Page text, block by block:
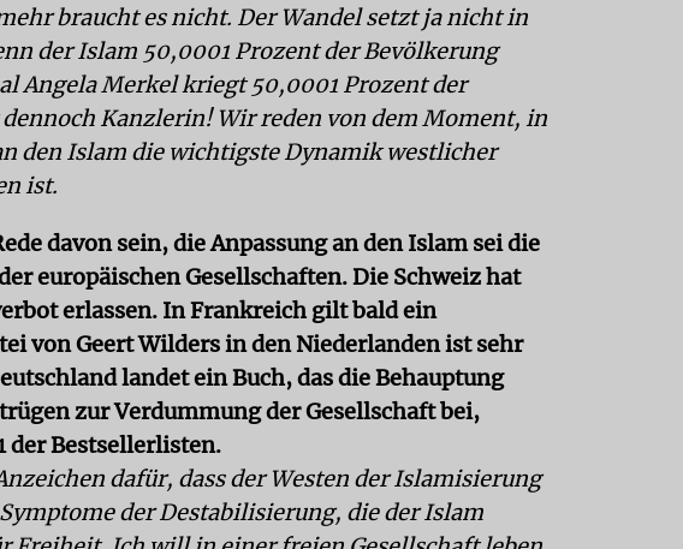
braucht es nicht. Der Wandel setzt ja nicht in
der Islam 50,0001 Prozent der Bevölkerung
Angela Merkel kriegt 50,0001 Prozent der
Kanzlerin! Wir reden von dem Moment, in
den Islam die wichtigste Dynamik westlicher
ist.
davon sein, die Anpassung an den Islam sei die
europäischen Gesellschaften. Die Schweiz hat
erlassen. In Frankreich gilt bald ein
von Geert Wilders in den Niederlanden ist sehr
landet ein Buch, das die Behauptung
zur Verdummung der Gesellschaft bei,
der Bestsellerlisten.
dafür, dass der Westen der Islamisierung
der Destabilisierung, die der Islam